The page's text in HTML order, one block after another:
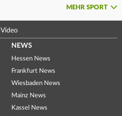
MEHR SPORT
Video
NEWS
Hessen News
Frankfurt News
Wiesbaden News
Mainz News
Kassel News